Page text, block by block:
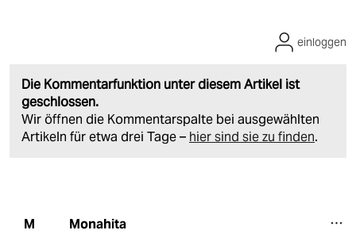
Die Kommentarfunktion unter diesem Artikel ist
geschlossen.
Wir öffnen die Kommentarspalte bei ausgewählten
Artikeln für etwa drei Tage – hier sind sie zu finden.
einloggen
M Monahita